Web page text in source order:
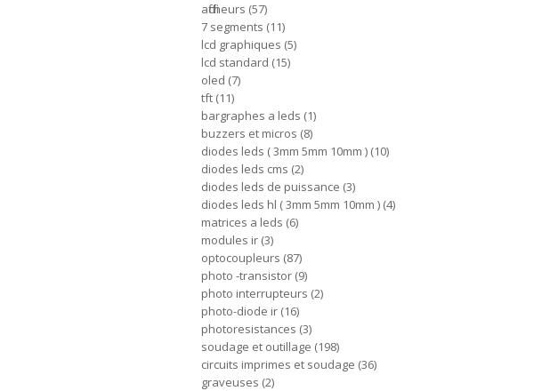
afficheurs 57
7 segments 11
lcd graphiques 5
lcd standard 15
oled 7
tft 11
bargraphes a leds 1
buzzers et micros 8
diodes leds ( 3mm 5mm 10mm ) 10
diodes leds cms 2
diodes leds de puissance 3
diodes leds hl ( 3mm 5mm 10mm ) 4
matrices a leds 6
modules ir 3
optocoupleurs 87
photo -transistor 9
photo interrupteurs 2
photo-diode ir 16
photoresistances 3
soudage et outillage 198
circuits imprimes et soudage 36
graveuses 2